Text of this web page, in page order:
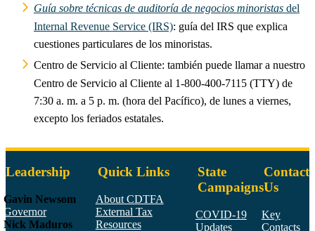
Guía sobre técnicas de auditoría de negocios minoristas del
Internal Revenue Service (IRS): guía del IRS que explica
cuestiones particulares de los minoristas.
Centro de Servicio al Cliente: también puede llamar a nuestro
Centro de Servicio al Cliente al 1-800-400-7115 (TTY) de
7:30 a. m. a 5 p. m. (hora del Pacífico), de lunes a viernes,
excepto los feriados estatales.
Leadership
Gavin Newsom
Governor
Nick Maduros
Quick Links
About CDTFA
External Tax
Resources
State
Campaigns
COVID-19
Updates
Contact
Us
Key
Contacts